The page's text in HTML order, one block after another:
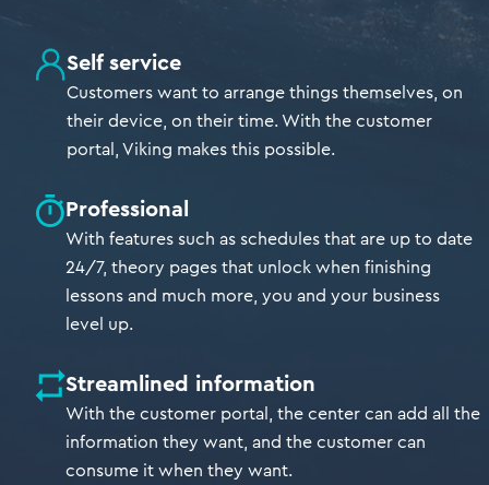
Self service
Customers want to arrange things themselves, on
their device, on their time. With the customer
portal, Viking makes this possible.
Professional
With features such as schedules that are up to date
24/7, theory pages that unlock when finishing
lessons and much more, you and your business
level up.
Streamlined information
With the customer portal, the center can add all the
information they want, and the customer can
consume it when they want.